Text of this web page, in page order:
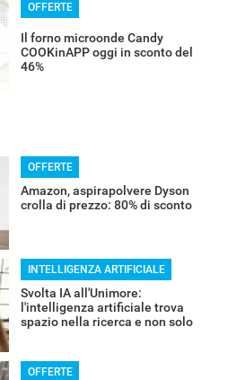
OFFERTE
Il forno microonde Candy
COOKinAPP oggi in sconto del
46%
OFFERTE
Amazon, aspirapolvere Dyson
crolla di prezzo: 80% di sconto
INTELLIGENZA ARTIFICIALE
Svolta IA all'Unimore:
l'intelligenza artificiale trova
spazio nella ricerca e non solo
OFFERTE